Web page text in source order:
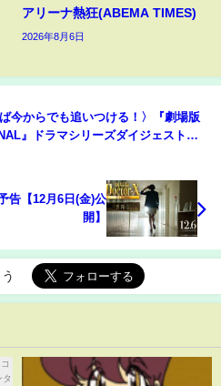
アリーナ熱狂(ABEMA TIMES)
2026年8月6日
ば今からでも追いつける！〉『劇場版
』ドラマシリーズダイジェスト映
告【12月6日(金)公
開】